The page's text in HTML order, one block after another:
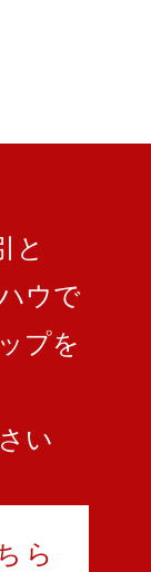
と
ウで
プを
い
ら